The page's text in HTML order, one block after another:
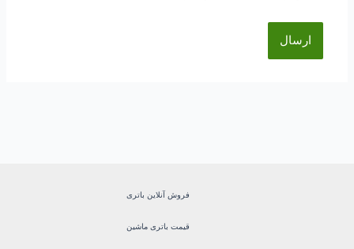
فروش آنلاین باتری
قیمت باتری ماشین